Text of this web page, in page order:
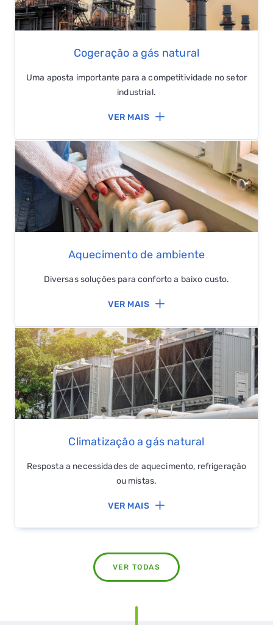
Cogeração a gás natural
Uma aposta importante para a competitividade no setor
industrial.
VER MAIS
Aquecimento de ambiente
Diversas soluções para conforto a baixo custo.
VER MAIS
Climatização a gás natural
Resposta a necessidades de aquecimento, refrigeração
ou mistas.
VER MAIS
VER TODAS
QUERO TER GÁS NATURAL
GASES RENOVÁVEIS